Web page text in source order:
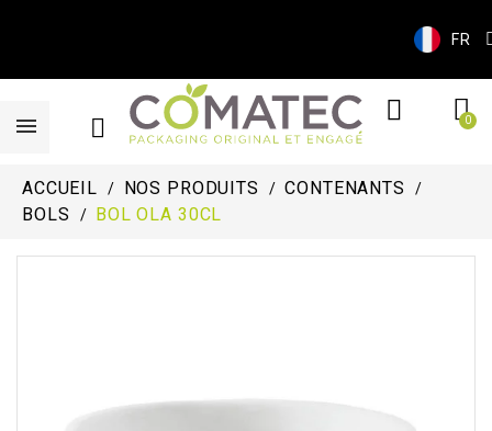
FR
ACCUEIL NOS PRODUITS
CONTENANTS
BOLS
BOL OLA 30CL